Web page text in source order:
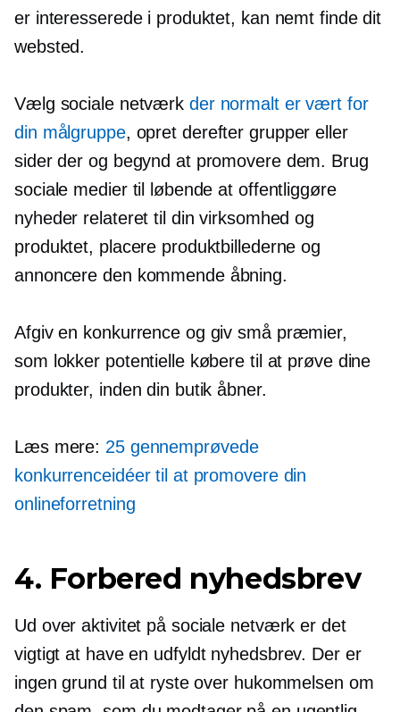
er interesserede i produktet, kan nemt finde dit
websted.
Vælg sociale netværk der normalt er vært for
din målgruppe, opret derefter grupper eller
sider der og begynd at promovere dem. Brug
sociale medier til løbende at offentliggøre
nyheder relateret til din virksomhed og
produktet, placere produktbillederne og
annoncere den kommende åbning.
Afgiv en konkurrence og giv små præmier,
som lokker potentielle købere til at prøve dine
produkter, inden din butik åbner.
Læs mere: 25 gennemprøvede
konkurrenceidéer til at promovere din
onlineforretning
4. Forbered nyhedsbrev
Ud over aktivitet på sociale netværk er det
vigtigt at have en udfyldtnyhedsbrev. Der er
ingen grund til at ryste over hukommelsen om